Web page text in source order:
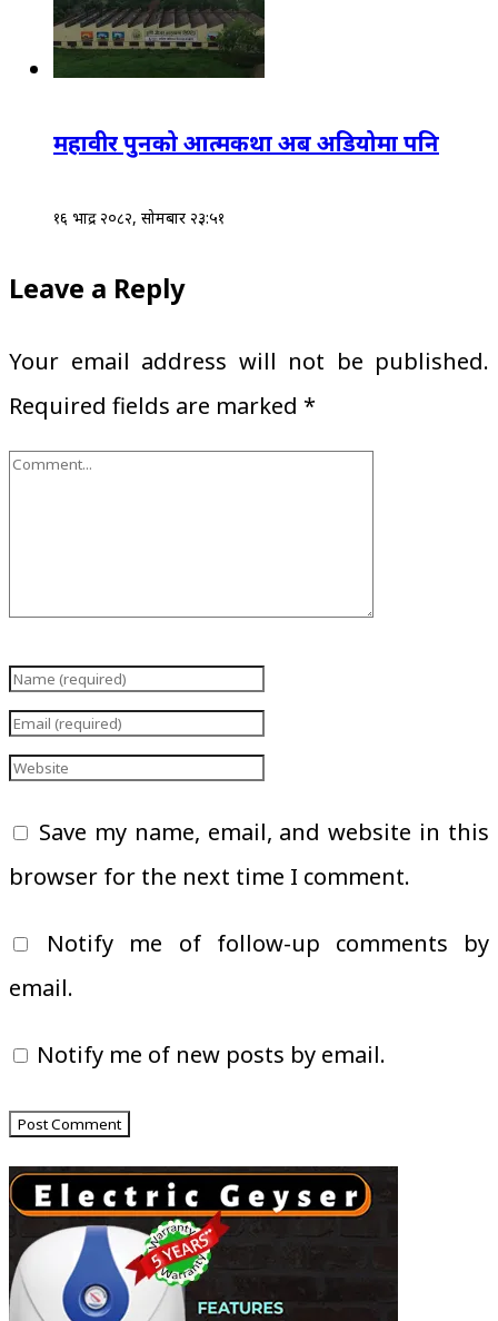
महावीर पुनको आत्मकथा अब अडियोमा पनि
१६ भाद्र २०८२, सोमबार २३:५१
Leave a Reply
Your email address will not be published.
Required fields are marked *
Save my name, email, and website in this
browser for the next time I comment.
Notify me of follow-up comments by
email.
Notify me of new posts by email.